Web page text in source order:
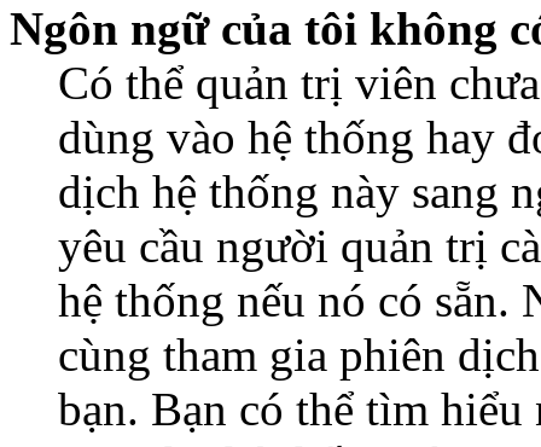
Ngôn ngữ của tôi không
Có thể quản trị viên
dùng vào hệ thống hay
dịch hệ thống này sang
yêu cầu người quản trị
hệ thống nếu nó có sẵn.
cùng tham gia phiên
bạn. Bạn có thể tìm